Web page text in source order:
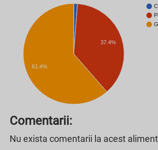
37.4%
61.4%
Comentarii:
Nu exista comentarii la acest aliment